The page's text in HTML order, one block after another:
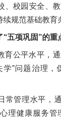
、校园安全、
规范基础教育
“五项巩固”的重
育公平水平，
学”问题治理，
常管理水平，
理健康服务管